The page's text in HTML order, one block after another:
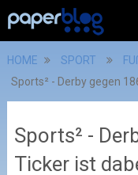
HOME SPORT
Sports² - Derby gegen
Sports² -
Ticker ist